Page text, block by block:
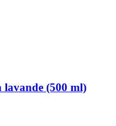
lavande (500 ml)